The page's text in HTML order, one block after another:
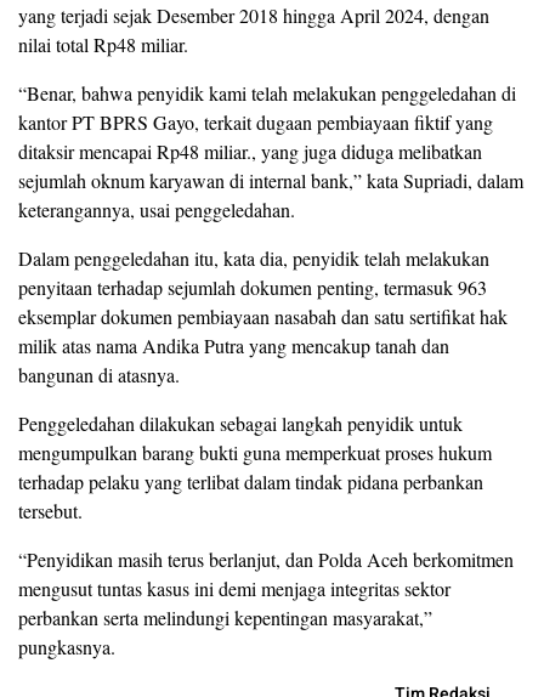
yang terjadi sejak Desember 2018 hingga April 2024, dengan
nilai total Rp48 miliar.
“Benar, bahwa penyidik kami telah melakukan penggeledahan di
kantor PT BPRS Gayo, terkait dugaan pembiayaan fiktif yang
ditaksir mencapai Rp48 miliar., yang juga diduga melibatkan
sejumlah oknum karyawan di internal bank,” kata Supriadi, dalam
keterangannya, usai penggeledahan.
Dalam penggeledahan itu, kata dia, penyidik telah melakukan
penyitaan terhadap sejumlah dokumen penting, termasuk 963
eksemplar dokumen pembiayaan nasabah dan satu sertifikat hak
milik atas nama Andika Putra yang mencakup tanah dan
bangunan di atasnya.
Penggeledahan dilakukan sebagai langkah penyidik untuk
mengumpulkan barang bukti guna memperkuat proses hukum
terhadap pelaku yang terlibat dalam tindak pidana perbankan
tersebut.
“Penyidikan masih terus berlanjut, dan Polda Aceh berkomitmen
mengusut tuntas kasus ini demi menjaga integritas sektor
perbankan serta melindungi kepentingan masyarakat,”
pungkasnya.